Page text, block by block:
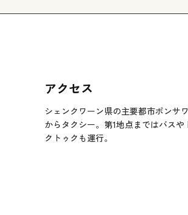
アクセス
シェンクワーン県の主要都市ポンサ
からタクシー。第1地点まではバスや
クトゥクも運行。